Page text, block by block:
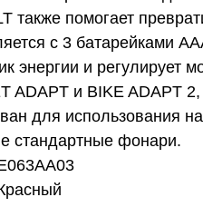
также помогает
с 3 батарейками
энергии и регулирует
ADAPT и BIKE ADAPT
для использования на
стандартные фонари.